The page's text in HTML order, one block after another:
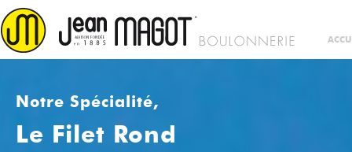
Notre Spécialité,
Le Filet Rond